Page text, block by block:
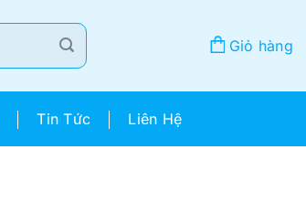
Giỏ hàng
Tin Tức Liên Hệ